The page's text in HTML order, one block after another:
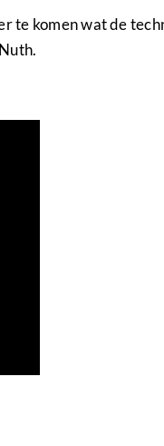
te komen wat de